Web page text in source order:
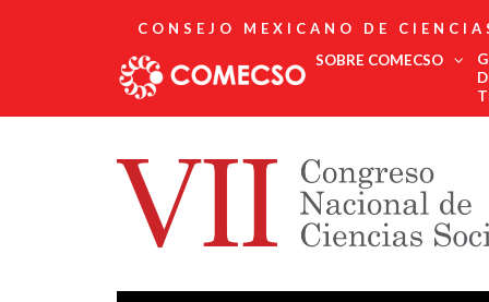
CONSEJO MEXICANO DE
SOBRE COMECSO
Asociados
Directorio
Estatutos
Fundadores
Comité Editorial